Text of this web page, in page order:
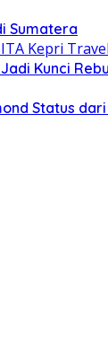
Sumatera
Kunci
Status dari